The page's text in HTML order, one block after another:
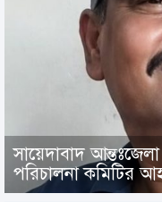
সায়েদাবাদ
পরিচালনা কমিটির